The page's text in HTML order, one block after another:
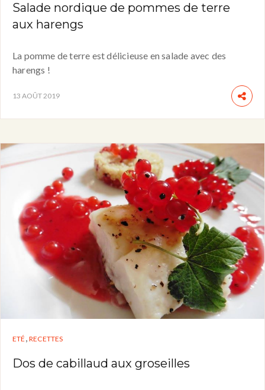
Salade nordique de pommes de terre
aux harengs
La pomme de terre est délicieuse en salade avec des
harengs !
13 AOÛT 2019
ETÉ ,RECETTES
Dos de cabillaud aux groseilles